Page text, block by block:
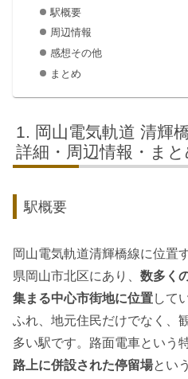
駅概要
周辺情報
感想その他
まとめ
岡山電気軌道 清輝
詳細・周辺情報・まと
駅概要
岡山電気軌道清輝橋線に位置
県岡山市北区にあり、 数多く
集まる中心市街地に位置して
ふれ、地元住民だけでなく、
多い駅です。路面電車という
路上に併設された停留場とい